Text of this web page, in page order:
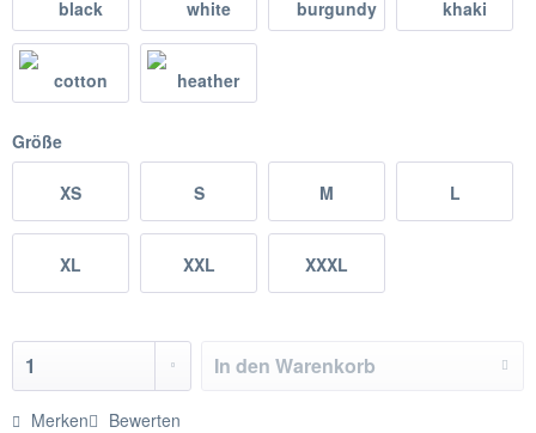
Größe
XS S M L
XL XXL XXXL
In den Warenkorb
Merken Bewerten